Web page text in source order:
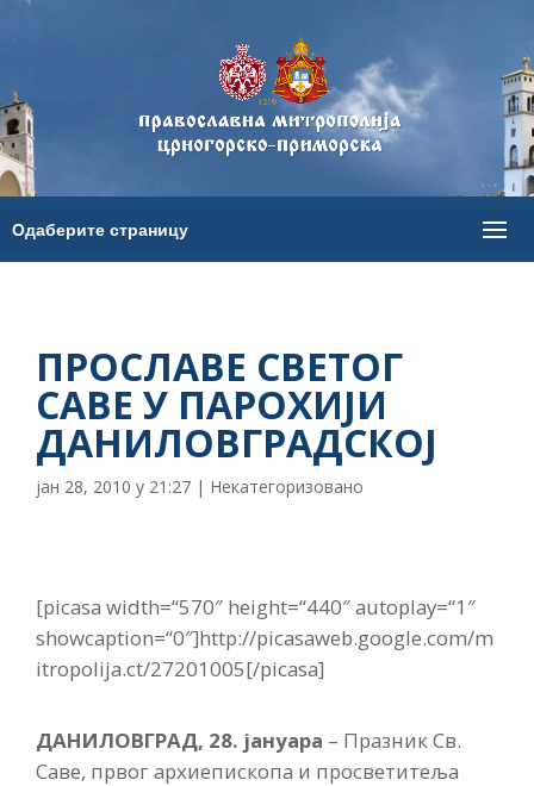
ПРОСЛАВЕ СВЕТОГ
САВЕ У ПАРОХИЈИ
ДАНИЛОВГРАДСКОЈ
јан 28, 2010 у 21:27 | Некатегоризовано
[picasa width=“570″ height=“440″ autoplay=“1″
showcaption=“0″]http://picasaweb.google.com/m
itropolija.ct/27201005[/picasa]
ДАНИЛОВГРАД, 28. јануара – Празник Св.
Саве, првог архиепископа и просветитеља